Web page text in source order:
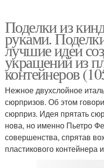
Поделки из
руками.
лучшие идеи
украшений из
контейнеров
Нежное двухслойное
сюрпризов. Об этом
сюрприз. Идея прятать
нова, но именно Пьетро
совершенства, спрятав
пластикового контейнера